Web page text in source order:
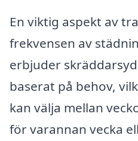
En viktig aspekt av
frekvensen av
erbjuder
baserat på behov,
kan välja mellan
för varannan vecka